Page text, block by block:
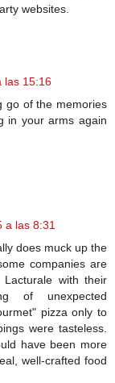
websites.
las 15:16
go of the memories
in your arms again
a las 8:31
does muck up the
companies are
with their
of unexpected
pizza only to
were tasteless.
have been more
well-crafted food